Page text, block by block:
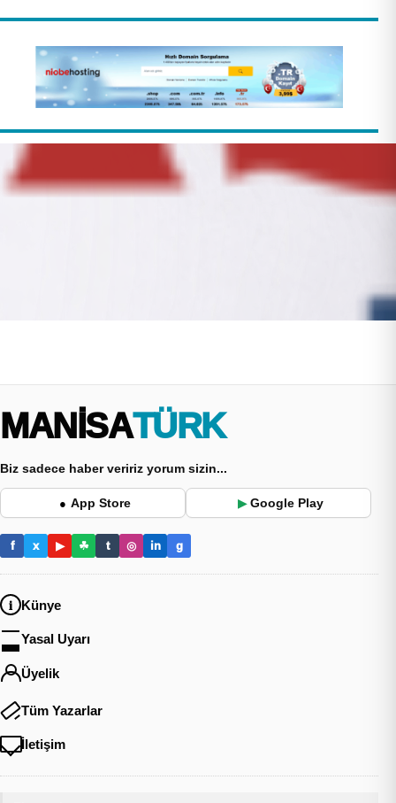
MANİSA TÜRK
Biz sadece haber veririz yorum sizin...
● App Store ▶ Google Play
f x ▶ ☘ t ◎ in g
Künye
Yasal Uyarı
Üyelik
Tüm Yazarlar
İletişim